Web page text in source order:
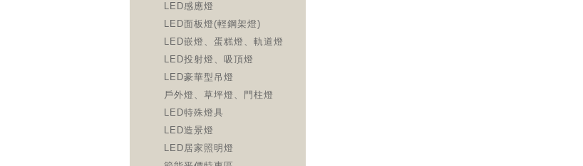
LED感應燈
LED面板燈(輕鋼架燈)
LED嵌燈、蛋糕燈、軌道燈
LED投射燈、吸頂燈
LED豪華型吊燈
戶外燈、草坪燈、門柱燈
LED特殊燈具
LED造景燈
LED居家照明燈